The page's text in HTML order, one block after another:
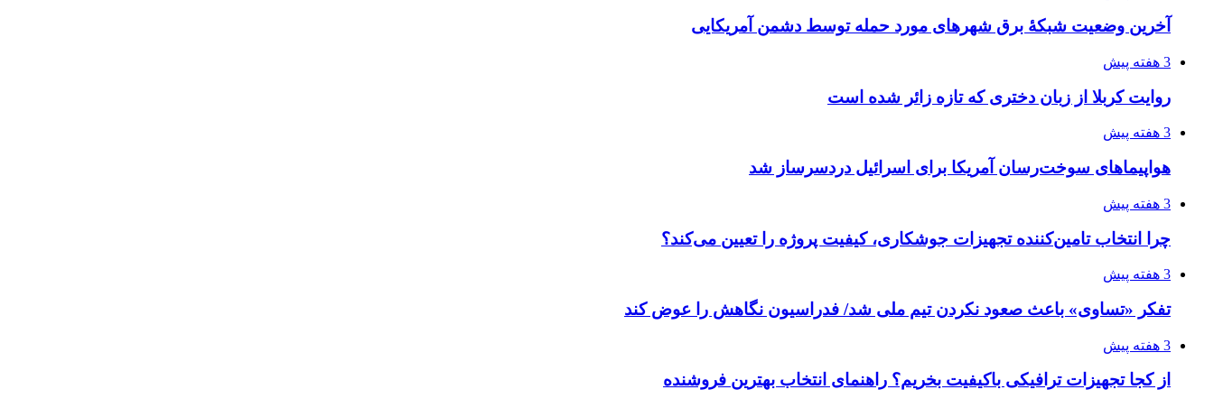
آخرین وضعیت شبکۀ برق شهرهای مورد حمله توسط دشمن آمریکایی
3 هفته پیش
روایت کربلا از زبان دختری که تازه زائر شده است
3 هفته پیش
هواپیماهای سوخت‌رسان آمریکا برای اسرائیل دردسرساز شد
3 هفته پیش
چرا انتخاب تامین‌کننده تجهیزات جوشکاری، کیفیت پروژه را تعیین می‌کند؟
3 هفته پیش
تفکر «تساوی» باعث صعود نکردن تیم ملی شد/ فدراسیون نگاهش را عوض کند
3 هفته پیش
از کجا تجهیزات ترافیکی باکیفیت بخریم؟ راهنمای انتخاب بهترین فروشنده